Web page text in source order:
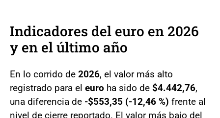
Indicadores del euro en 2026
y en el último año
En lo corrido de 2026, el valor más alto
registrado para el euro ha sido de $4.442,76,
una diferencia de -$553,35 (-12,46 %) frente al
nivel de cierre reportado. El valor más bajo del